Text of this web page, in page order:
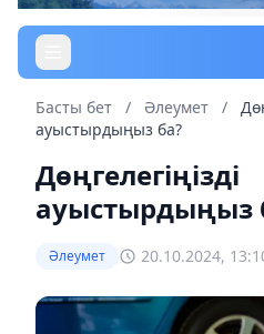
Басты бет / Әлеумет /
ауыстырдыңыз ба?
Дөңгелегіңізді
ауыстырдыңыз
Әлеумет 20.10.2024,